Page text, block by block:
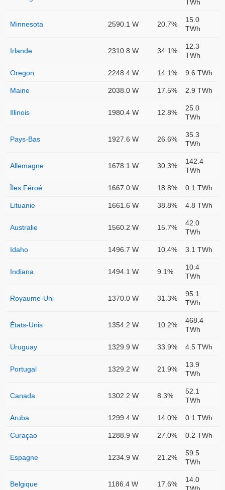
TWh
Minnesota 2590.1 W 20.7%
15.0
TWh
Irlande 2310.8 W 34.1%
12.3
TWh
Oregon 2248.4 W 14.1% 9.6 TWh
Maine 2038.0 W 17.5% 2.9 TWh
Illinois 1980.4 W 12.8%
25.0
TWh
Pays-Bas 1927.6 W 26.6%
35.3
TWh
Allemagne 1678.1 W 30.3%
142.4
TWh
Îles Féroé 1667.0 W 18.8% 0.1 TWh
Lituanie 1661.6 W 38.8% 4.8 TWh
Australie 1560.2 W 15.7%
42.0
TWh
Idaho 1496.7 W 10.4% 3.1 TWh
Indiana 1494.1 W 9.1%
10.4
TWh
Royaume-Uni 1370.0 W 31.3%
95.1
TWh
États-Unis 1354.2 W 10.2%
468.4
TWh
Uruguay 1329.9 W 33.9% 4.5 TWh
Portugal 1329.2 W 21.9%
13.9
TWh
Canada 1302.2 W 8.3%
52.1
TWh
Aruba 1299.4 W 14.0% 0.1 TWh
Curaçao 1288.9 W 27.0% 0.2 TWh
Espagne 1234.9 W 21.2%
59.5
TWh
Belgique 1186.4 W 17.6%
14.0
TWh